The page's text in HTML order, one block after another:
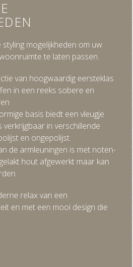
mogelijkheden om uw
te laten passen.
van hoogwaardig eersteklas
in een reeks sobere en
basis biedt een vleugje
verkrijgbaar in verschillende
en ongepolijst.
de armleuningen is met noten-
hout afgewerkt maar kan
relax van een
en met een mooi design die